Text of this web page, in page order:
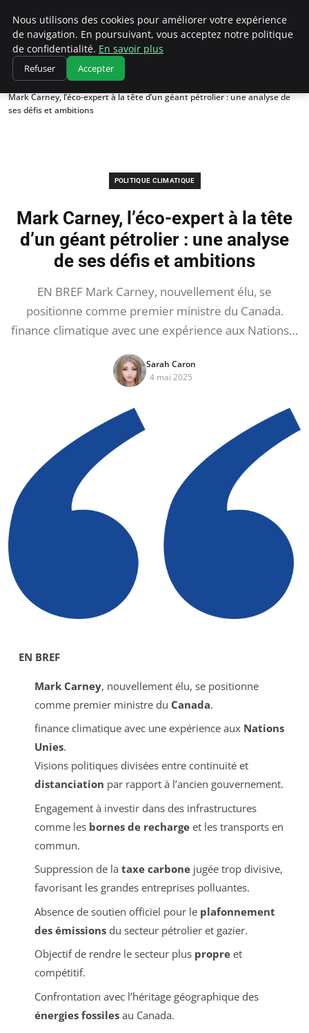
Climatedebtagents
Accueil
Politique climatique
Mark Carney, l’éco-expert à la tête d’un géant pétrolier : une analyse de
ses défis et ambitions
POLITIQUE CLIMATIQUE
Mark Carney, l’éco-expert à la tête
d’un géant pétrolier : une analyse
de ses défis et ambitions
EN BREF Mark Carney, nouvellement élu, se
positionne comme premier ministre du Canada.
finance climatique avec une expérience aux Nations…
Sarah Caron
4 mai 2025
EN BREF
Mark Carney, nouvellement élu, se positionne
comme premier ministre du Canada.
finance climatique avec une expérience aux Nations
Unies.
Visions politiques divisées entre continuité et
distanciation par rapport à l’ancien gouvernement.
Engagement à investir dans des infrastructures
comme les bornes de rechargeet les transports en
commun.
Suppression de la taxe carbonejugée trop divisive,
favorisant les grandes entreprises polluantes.
Absence de soutien officiel pour le plafonnement
des émissionsdu secteur pétrolier et gazier.
Objectif de rendre le secteur plus propreet
compétitif.
Confrontation avec l’héritage géographique des
énergies fossilesau Canada.
Nous utilisons des cookies pour améliorer votre expérience
de navigation. En poursuivant, vous acceptez notre politique
de confidentialité. En savoir plus
Refuser Accepter